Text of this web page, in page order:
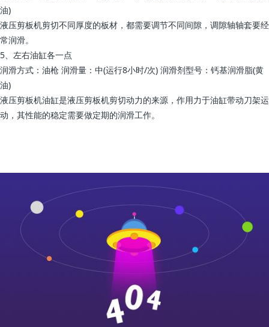
油)
液压剪板机剪切不同厚度的板材，都需要调节不同间隙，调隙轴轴套要经
常润滑。
5、左右油缸各一点
润滑方式：油枪 润滑量：中(运行8小时/次) 润滑剂型号：钙基润滑脂(黄
油)
液压剪板机油缸是液压剪板机剪切动力的来源，作用力于油缸带动刀架运
动，其性能的稳定需要做定期的润滑工作。